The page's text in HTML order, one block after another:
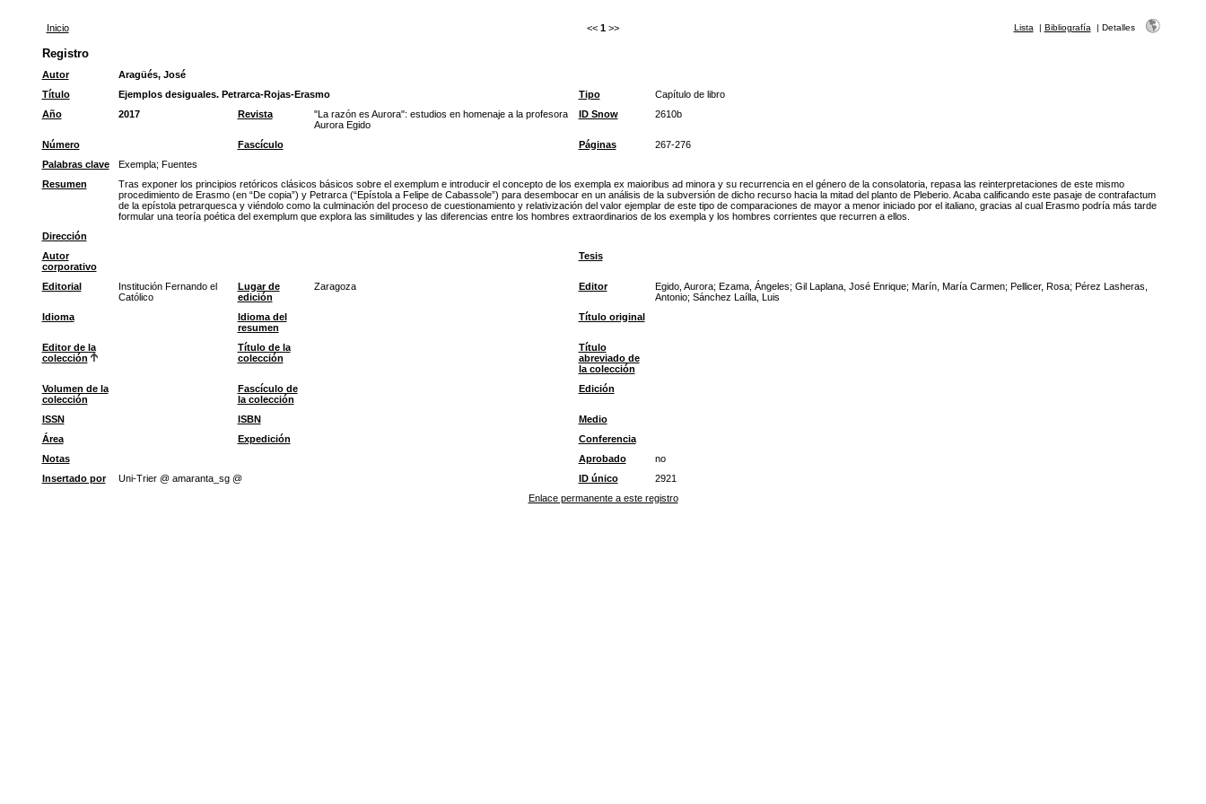
Inicio << 1 >> Lista | Bibliografía | Detalles
Registro
Autor
Aragüés, José
Título
Ejemplos desiguales. Petrarca-Rojas-Erasmo Tipo
Capítulo de libro
Año
2017 Revista
"La razón es Aurora": estudios en homenaje a la profesora
Aurora Egido
ID Snow 2610b
Número Fascículo Páginas
267-276
Palabras clave
Exempla; Fuentes
Resumen
Tras exponer los principios retóricos clásicos básicos sobre el exemplum e introducir el concepto de los exempla ex maioribus ad minora y su recurrencia en el género de la consolatoria, repasa las reinterpretaciones de este mismo
procedimiento de Erasmo (en “De copia”) y Petrarca (“Epístola a Felipe de Cabassole”) para desembocar en un análisis de la subversión de dicho recurso hacia la mitad del planto de Pleberio. Acaba calificando este pasaje de contrafactum
de la epístola petrarquesca y viéndolo como la culminación del proceso de cuestionamiento y relativización del valor ejemplar de este tipo de comparaciones de mayor a menor iniciado por el italiano, gracias al cual Erasmo podría más tarde
formular una teoría poética del exemplum que explora las similitudes y las diferencias entre los hombres extraordinarios de los exempla y los hombres corrientes que recurren a ellos.
Dirección
Autor
corporativo
Tesis
Editorial
Institución Fernando el
Católico
Lugar de
edición
Zaragoza Editor
Egido, Aurora; Ezama, Ángeles; Gil Laplana, José Enrique; Marín, María Carmen; Pellicer, Rosa; Pérez Lasheras,
Antonio; Sánchez Laílla, Luis
Idioma
Idioma del
resumen
Título original
Editor de la
colección
Título de la
colección
Título
abreviado de
la colección
Volumen de la
colección
Fascículo de
la colección
Edición
ISSN ISBN
Medio
Área
Expedición
Conferencia
Notas
Aprobado
no
Insertado por
Uni-Trier @ amaranta_sg @ ID único
2921
Enlace permanente a este registro